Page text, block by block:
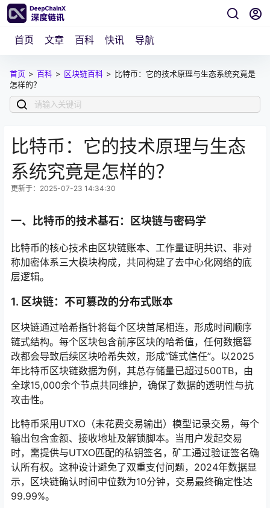
首页 文章 百科 快讯 导航
首页 > 百科 > 区块链百科 > 比特币：它的技术原理与生态系统究竟是
怎样的？
比特币：它的技术原理与生态
系统究竟是怎样的？
更新于：2025-07-23 14:34:30
一、比特币的技术基石：区块链与密码学
比特币的核心技术由区块链账本、工作量证明共识、非对
称加密体系三大模块构成，共同构建了去中心化网络的底
层逻辑。
1. 区块链：不可篡改的分布式账本
区块链通过哈希指针将每个区块首尾相连，形成时间顺序
链式结构。每个区块包含前序区块的哈希值，任何数据篡
改都会导致后续区块哈希失效，形成“链式信任”。以2025
年比特币区块链数据为例，其总存储量已超过500TB，由
全球15,000余个节点共同维护，确保了数据的透明性与抗
攻击性。
比特币采用UTXO（未花费交易输出）模型记录交易，每个
输出包含金额、接收地址及解锁脚本。当用户发起交易
时，需提供与UTXO匹配的私钥签名，矿工通过验证签名确
认所有权。这种设计避免了双重支付问题，2024年数据显
示，区块链确认时间中位数为10分钟，交易最终确定性达
99.99%。